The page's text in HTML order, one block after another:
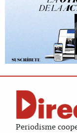
Periodisme